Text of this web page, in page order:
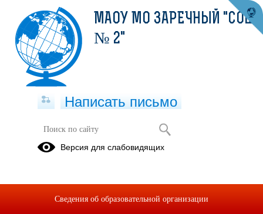
БЕЗОПАСНОСТЬ НА
СПОРТИВНЫХ ОБЪЕКТАХ
МАОУ МО ЗАРЕЧНЫЙ "СОШ
№ 2"
Написать письмо
Версия для слабовидящих
Сведения об образовательной организации